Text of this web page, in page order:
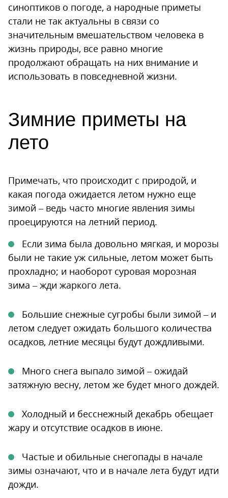
синоптиков о погоде, а народные приметы
стали не так актуальны в связи со
значительным вмешательством человека в
жизнь природы, все равно многие
продолжают обращать на них внимание и
использовать в повседневной жизни.
Зимние приметы на
лето
Примечать, что происходит с природой, и
какая погода ожидается летом нужно еще
зимой – ведь часто многие явления зимы
проецируются на летний период.
Если зима была довольно мягкая, и морозы
были не такие уж сильные, летом может быть
прохладно; и наоборот суровая морозная
зима – жди жаркого лета.
Большие снежные сугробы были зимой – и
летом следует ожидать большого количества
осадков, летние месяцы будут дождливыми.
Много снега выпало зимой – ожидай
затяжную весну, летом же будет много дождей.
Холодный и бесснежный декабрь обещает
жару и отсутствие осадков в июне.
Частые и обильные снегопады в начале
зимы означают, что и в начале лета будут идти
дожди.